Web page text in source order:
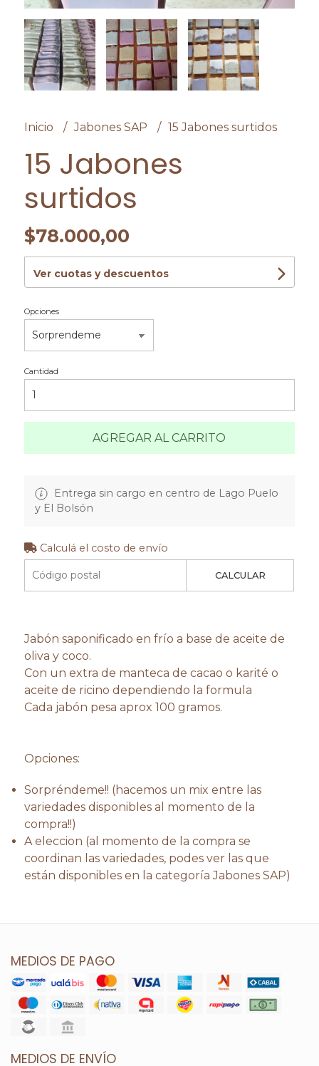
Inicio Jabones SAP 15 Jabones surtidos
15 Jabones
surtidos
$78.000,00
Ver cuotas y descuentos
Opciones
Cantidad
AGREGAR AL CARRITO
Entrega sin cargo en centro de Lago Puelo
y El Bolsón
Calculá el costo de envío
CALCULAR
Jabón saponificado en frío a base de aceite de
oliva y coco.
Con un extra de manteca de cacao o karité o
aceite de ricino dependiendo la formula
Cada jabón pesa aprox 100 gramos.
Opciones:
Sorpréndeme!! (hacemos un mix entre las
variedades disponibles al momento de la
compra!!)
A eleccion (al momento de la compra se
coordinan las variedades, podes ver las que
están disponibles en la categoría Jabones SAP)
MEDIOS DE PAGO
MEDIOS DE ENVÍO